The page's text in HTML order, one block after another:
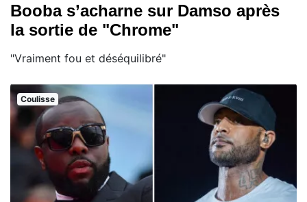
Booba s’acharne sur Damso après
la sortie de "Chrome"
"Vraiment fou et déséquilibré"
Coulisse